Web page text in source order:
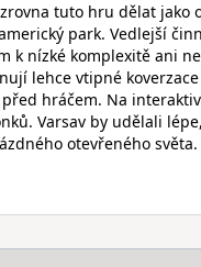
tuto hru dělat
park. Vedlejší
k nízké komplexitě ani
lehce vtipné
hráčem. Na
Varsav by udělali
otevřeného světa.